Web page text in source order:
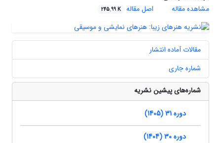
مشاهده مقاله
اصل مقاله 245.99 K
مقالات آماده انتشار
شماره جاری
شماره‌های پیشین نشریه
دوره 31 (1405)
دوره 30 (1404)